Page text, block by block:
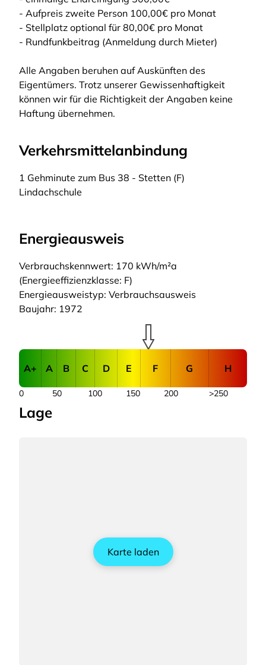
- Aufpreis zweite Person 100,00€ pro Monat
- Stellplatz optional für 80,00€ pro Monat
- Rundfunkbeitrag (Anmeldung durch Mieter)
Alle Angaben beruhen auf Auskünften des
Eigentümers. Trotz unserer Gewissenhaftigkeit
können wir für die Richtigkeit der Angaben keine
Haftung übernehmen.
Verkehrsmittelanbindung
1 Gehminute zum Bus 38 - Stetten (F)
Lindachschule
Energieausweis
Verbrauchskennwert: 170 kWh/m²a
(Energieeffizienzklasse: F)
Energieausweistyp: Verbrauchsausweis
Baujahr: 1972
A+ A B C D E F G H
50 100 150 200
0 >250
Lage
Karte laden